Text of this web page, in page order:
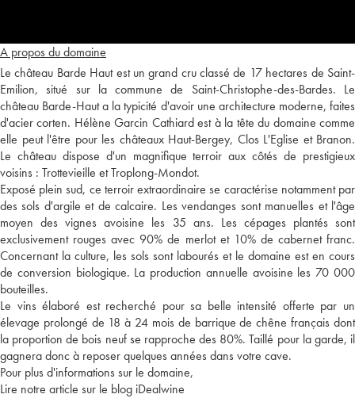
A propos du domaine
Le château Barde Haut est un grand cru classé de 17 hectares de Saint-
Emilion, situé sur la commune de Saint-Christophe-des-Bardes. Le
château Barde-Haut a la typicité d'avoir une architecture moderne, faites
d'acier corten. Hélène Garcin Cathiard est à la tête du domaine comme
elle peut l'être pour les châteaux Haut-Bergey, Clos L'Eglise et Branon.
Le château dispose d'un magnifique terroir aux côtés de prestigieux
voisins : Trottevieille et Troplong-Mondot.
Exposé plein sud, ce terroir extraordinaire se caractérise notamment par
des sols d'argile et de calcaire. Les vendanges sont manuelles et l'âge
moyen des vignes avoisine les 35 ans. Les cépages plantés sont
exclusivement rouges avec 90% de merlot et 10% de cabernet franc.
Concernant la culture, les sols sont labourés et le domaine est en cours
de conversion biologique. La production annuelle avoisine les 70 000
bouteilles.
Le vins élaboré est recherché pour sa belle intensité offerte par un
élevage prolongé de 18 à 24 mois de barrique de chêne français dont
la proportion de bois neuf se rapproche des 80%. Taillé pour la garde, il
gagnera donc à reposer quelques années dans votre cave.
Pour plus d'informations sur le domaine,
Lire notre article sur le blog iDealwine